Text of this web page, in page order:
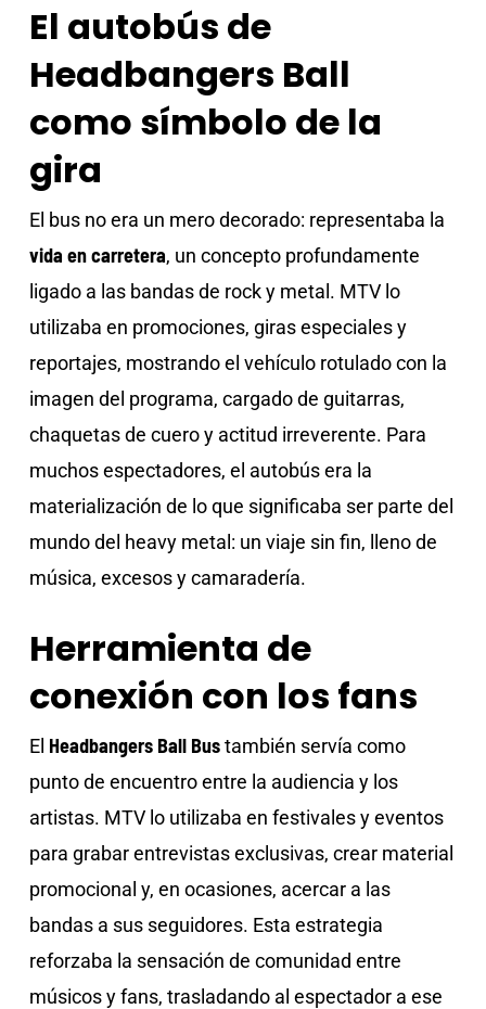
El autobús de
Headbangers Ball
como símbolo de la
gira
El bus no era un mero decorado: representaba la
vida en carretera, un concepto profundamente
ligado a las bandas de rock y metal. MTV lo
utilizaba en promociones, giras especiales y
reportajes, mostrando el vehículo rotulado con la
imagen del programa, cargado de guitarras,
chaquetas de cuero y actitud irreverente. Para
muchos espectadores, el autobús era la
materialización de lo que significaba ser parte del
mundo del heavy metal: un viaje sin fin, lleno de
música, excesos y camaradería.
Herramienta de
conexión con los fans
El Headbangers Ball Bustambién servía como
punto de encuentro entre la audiencia y los
artistas. MTV lo utilizaba en festivales y eventos
para grabar entrevistas exclusivas, crear material
promocional y, en ocasiones, acercar a las
bandas a sus seguidores. Esta estrategia
reforzaba la sensación de comunidad entre
músicos y fans, trasladando al espectador a ese